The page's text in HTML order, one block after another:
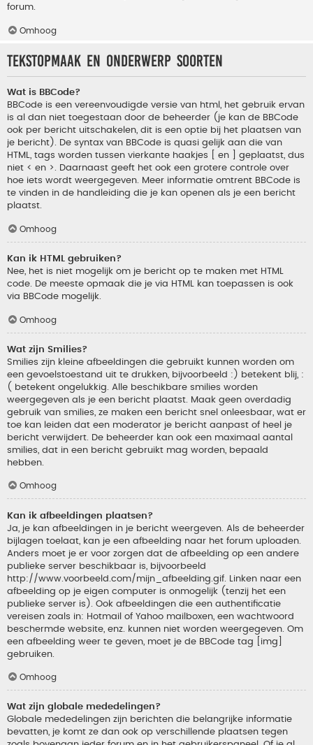
forum.
Omhoog
Tekstopmaak en onderwerp soorten
Wat is BBCode?
BBCode is een vereenvoudigde versie van html, het gebruik ervan
is al dan niet toegestaan door de beheerder (je kan de BBCode
ook per bericht uitschakelen, dit is een optie bij het plaatsen van
je bericht). De syntax van BBCode is quasi gelijk aan die van
HTML, tags worden tussen vierkante haakjes [ en ] geplaatst, dus
niet < en >. Daarnaast geeft het ook een grotere controle over
hoe iets wordt weergegeven. Meer informatie omtrent BBCode is
te vinden in de handleiding die je kan openen als je een bericht
plaatst.
Omhoog
Kan ik HTML gebruiken?
Nee, het is niet mogelijk om je bericht op te maken met HTML
code. De meeste opmaak die je via HTML kan toepassen is ook
via BBCode mogelijk.
Omhoog
Wat zijn Smilies?
Smilies zijn kleine afbeeldingen die gebruikt kunnen worden om
een gevoelstoestand uit te drukken, bijvoorbeeld :) betekent blij, :
( betekent ongelukkig. Alle beschikbare smilies worden
weergegeven als je een bericht plaatst. Maak geen overdadig
gebruik van smilies, ze maken een bericht snel onleesbaar, wat er
toe kan leiden dat een moderator je bericht aanpast of heel je
bericht verwijdert. De beheerder kan ook een maximaal aantal
smilies, dat in een bericht gebruikt mag worden, bepaald
hebben.
Omhoog
Kan ik afbeeldingen plaatsen?
Ja, je kan afbeeldingen in je bericht weergeven. Als de beheerder
bijlagen toelaat, kan je een afbeelding naar het forum uploaden.
Anders moet je er voor zorgen dat de afbeelding op een andere
publieke server beschikbaar is, bijvoorbeeld
http://www.voorbeeld.com/mijn_afbeelding.gif. Linken naar een
afbeelding op je eigen computer is onmogelijk (tenzij het een
publieke server is). Ook afbeeldingen die een authentificatie
vereisen zoals in: Hotmail of Yahoo mailboxen, een wachtwoord
beschermde website, enz. kunnen niet worden weergegeven. Om
een afbeelding weer te geven, moet je de BBCode tag [img]
gebruiken.
Omhoog
Wat zijn globale mededelingen?
Globale mededelingen zijn berichten die belangrijke informatie
bevatten, je komt ze dan ook op verschillende plaatsen tegen